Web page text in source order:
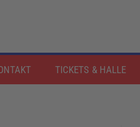
TICKETS & HALLE